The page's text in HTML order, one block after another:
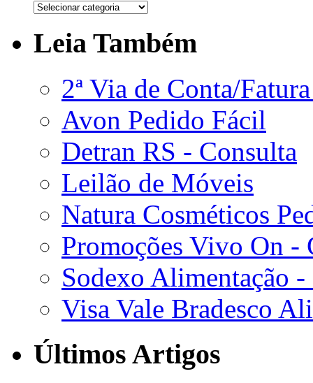
Leia Também
2ª Via de Conta/
Avon Pedido Fácil
Detran RS - Consulta
Leilão de Móveis
Natura Cosméticos
Promoções Vivo On -
Sodexo Alimentação -
Visa Vale Bradesco
Últimos Artigos